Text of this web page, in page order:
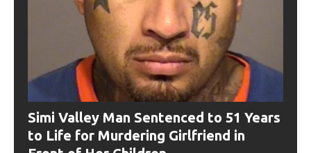
Simi Valley Man Sentenced to 51 Years
to Life for Murdering Girlfriend in